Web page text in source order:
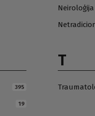
Neiroloģija
395
19
T